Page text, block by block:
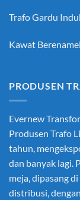
Trafo Gardu
Kawat Berenamel
PRODUSEN
Evernew
Produsen Trafo
tahun,
dan banyak lagi.
meja, dipasang
distribusi,